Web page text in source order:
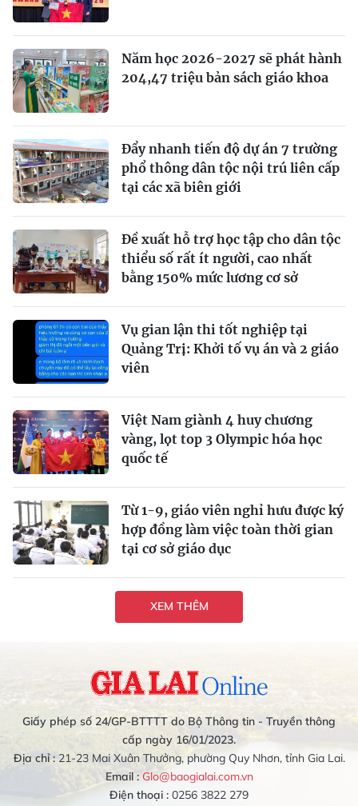
Năm học 2026-2027 sẽ phát hành
204,47 triệu bản sách giáo khoa
Đẩy nhanh tiến độ dự án 7 trường
phổ thông dân tộc nội trú liên cấp
tại các xã biên giới
Đề xuất hỗ trợ học tập cho dân tộc
thiểu số rất ít người, cao nhất
bằng 150% mức lương cơ sở
Vụ gian lận thi tốt nghiệp tại
Quảng Trị: Khởi tố vụ án và 2 giáo
viên
Việt Nam giành 4 huy chương
vàng, lọt top 3 Olympic hóa học
quốc tế
Từ 1-9, giáo viên nghỉ hưu được ký
hợp đồng làm việc toàn thời gian
tại cơ sở giáo dục
XEM THÊM
Giấy phép số 24/GP-BTTTT do Bộ Thông tin - Truyền thông
cấp ngày 16/01/2023.
Địa chỉ :21-23 Mai Xuân Thưởng, phường Quy Nhơn, tỉnh Gia Lai.
Email : Glo@baogialai.com.vn
Điện thoại : 0256 3822 279